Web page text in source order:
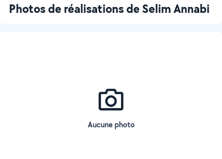
Photos de réalisations de Selim Annabi
Aucune photo